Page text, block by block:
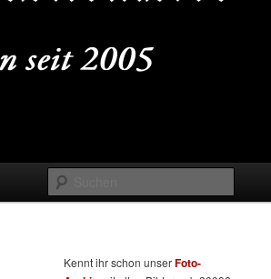
Kennt ihr schon unserFoto-